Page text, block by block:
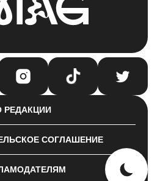
РЕДАКЦИИ
СОГЛАШЕНИЕ